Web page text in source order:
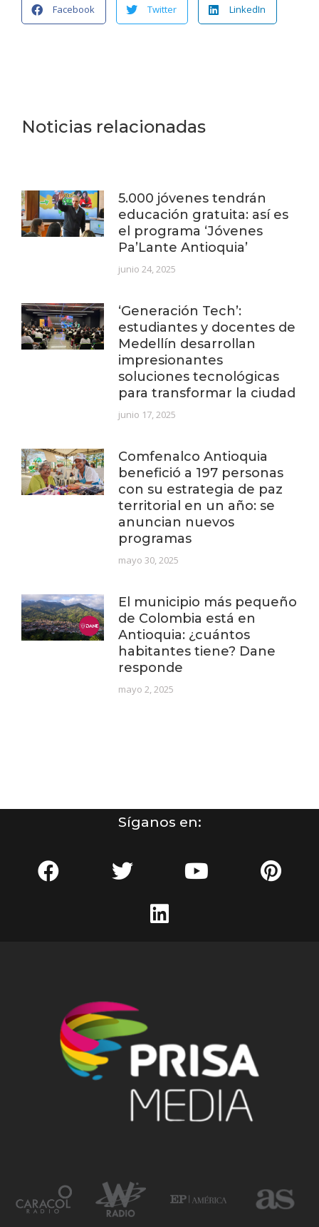
Facebook Twitter LinkedIn
Noticias relacionadas
5.000 jóvenes tendrán
educación gratuita: así es
el programa ‘Jóvenes
Pa’Lante Antioquia’
junio 24, 2025
‘Generación Tech’:
estudiantes y docentes de
Medellín desarrollan
impresionantes
soluciones tecnológicas
para transformar la ciudad
junio 17, 2025
Comfenalco Antioquia
benefició a 197 personas
con su estrategia de paz
territorial en un año: se
anuncian nuevos
programas
mayo 30, 2025
El municipio más pequeño
de Colombia está en
Antioquia: ¿cuántos
habitantes tiene? Dane
responde
mayo 2, 2025
Síganos en: